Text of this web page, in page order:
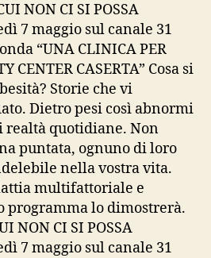
NON CI SI POSSA
7 maggio sul canale 31
“UNA CLINICA PER
CENTER CASERTA” Cosa si
Storie che vi
Dietro pesi così abnormi
realtà quotidiane. Non
puntata, ognuno di loro
nella vostra vita.
multifattoriale e
programma lo dimostrerà.
NON CI SI POSSA
7 maggio sul canale 31